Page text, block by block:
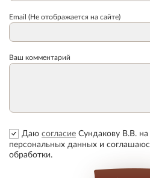
Email (Не отображается на сайте)
Ваш комментарий
Даю согласие Сундакову В.В.
персональных данных и
обработки.